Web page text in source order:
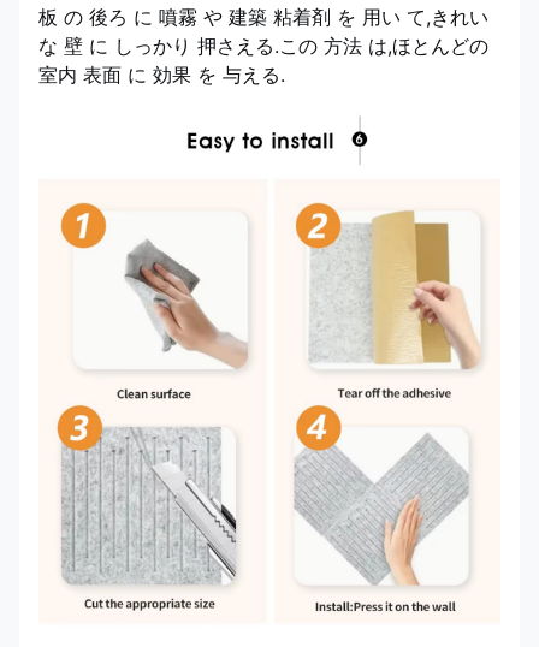
板 の 後ろ に 噴霧 や 建築 粘着剤 を 用い て,きれい
な 壁 に しっかり 押さえる.この 方法 は,ほとんどの
室内 表面 に 効果 を 与える.